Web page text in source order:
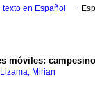
texto en Español ·
móviles:
Mirian